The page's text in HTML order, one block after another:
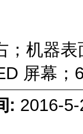
；机器
屏幕
: 2016-